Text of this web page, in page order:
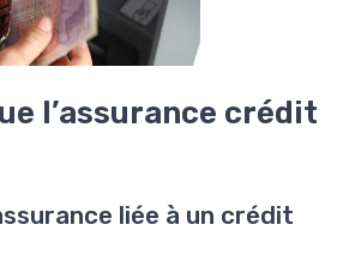
l’assurance crédit
liée à un crédit